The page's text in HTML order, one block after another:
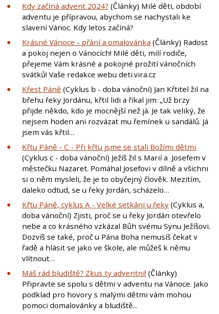
Kdy začíná advent 2024? (Články) Milé děti, období
adventu je přípravou, abychom se nachystali ke
slavení Vánoc. Kdy letos začíná?
Krásné Vánoce - přání a omalovánka (Články) Radost
a pokoj nejen o Vánocích! Milé děti, milí rodiče,
přejeme Vám krásné a pokojné prožití vánočních
svátků! Vaše redakce webu deti.vira.cz
Křest Páně (Cyklus b - doba vánoční) Jan Křtitel žil na
břehu řeky Jordánu, křtil lidi a říkal jim: „Už brzy
přijde někdo, kdo je mocnější než já. Je tak veliký, že
nejsem hoden ani rozvázat mu řemínek u sandálů. Já
jsem vás křtil…
Křtu Páně - C - Při křtu jsme se stali Božími dětmi
(Cyklus c - doba vánoční) Ježíš žil s Marií a Josefem v
městečku Nazaret. Pomáhal Josefovi v dílně a všichni
si o něm mysleli, že je to obyčejný člověk. Mezitím,
daleko odtud, se u řeky Jordán, scházelo…
Křtu Páně, cyklus A - Velké setkání u řeky (Cyklus a,
doba vánoční) Zjisti, proč se u řeky Jordán otevřelo
nebe a co krásného vzkázal Bůh svému Synu Ježíšovi.
Dozvíš se také, proč u Pána Boha nemusíš čekat v
řadě a hlásit se jako ve škole, ale můžeš k němu
vlítnout…
Máš rád bludiště? Zkus ty adventní! (Články)
Připravte se spolu s dětmi v adventu na Vánoce. Jako
podklad pro hovory s malými dětmi vám mohou
pomoci domalovánky a bludiště...